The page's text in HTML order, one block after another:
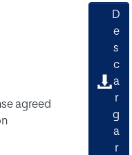
agreed
D
e
s
c
a
r
g
a
r